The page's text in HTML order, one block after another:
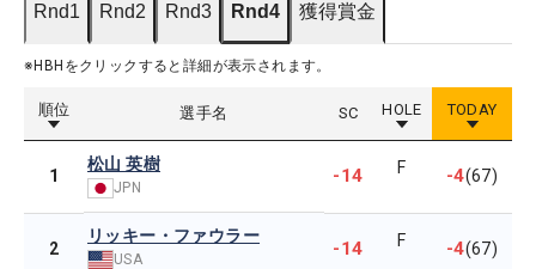
Rnd1 Rnd2 Rnd3 Rnd4 獲得賞金
※HBHをクリックすると詳細が表示されます。
順位 選手名 SC HOLE TODAY
1
松山 英樹
JPN
-14 F -4(67)
2
リッキー・ファウラー
USA -14 F -4(67)